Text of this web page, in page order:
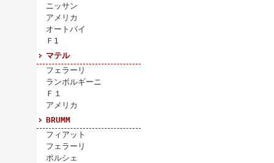
ニッサン
アメリカ
オートバイ
Ｆ1
マテル
フェラーリ
ランボルギーニ
Ｆ１
アメリカ
BRUMM
フィアット
フェラーリ
ポルシェ